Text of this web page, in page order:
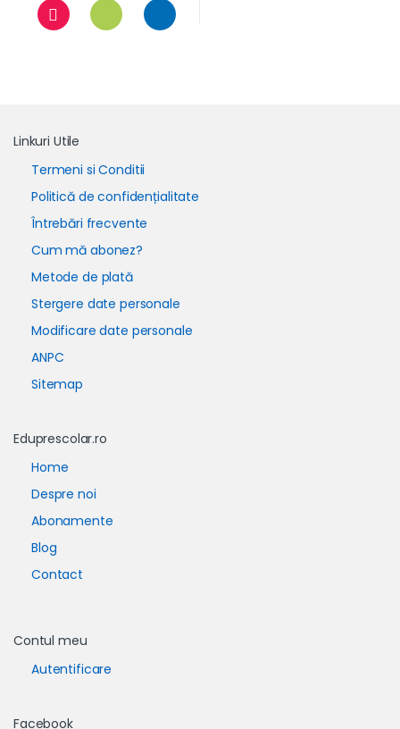
Linkuri Utile
Termeni si Conditii
Politică de confidențialitate
Întrebări frecvente
Cum mă abonez?
Metode de plată
Stergere date personale
Modificare date personale
ANPC
Sitemap
Eduprescolar.ro
Home
Despre noi
Abonamente
Blog
Contact
Contul meu
Autentificare
Facebook